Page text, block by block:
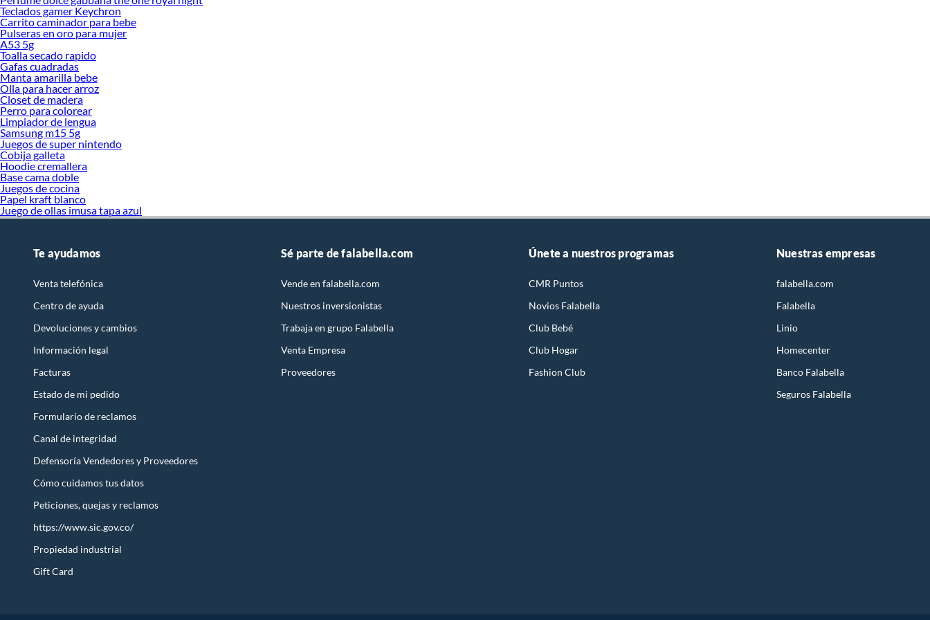
Teclados gamer Keychron
Carrito caminador para bebe
Pulseras en oro para mujer
A53 5g
Toalla secado rapido
Gafas cuadradas
Manta amarilla bebe
Olla para hacer arroz
Closet de madera
Perro para colorear
Limpiador de lengua
Samsung m15 5g
Juegos de super nintendo
Cobija galleta
Hoodie cremallera
Base cama doble
Juegos de cocina
Papel kraft blanco
Juego de ollas imusa tapa azul
Te ayudamos
Venta telefónica
Centro de ayuda
Devoluciones y cambios
Información legal
Facturas
Estado de mi pedido
Formulario de reclamos
Canal de integridad
Defensoría Vendedores y Proveedores
Cómo cuidamos tus datos
Peticiones, quejas y reclamos
https://www.sic.gov.co/
Propiedad industrial
Gift Card
Sé parte de falabella.com
Vende en falabella.com
Nuestros inversionistas
Trabaja en grupo Falabella
Venta Empresa
Proveedores
Únete a nuestros programas
CMR Puntos
Novios Falabella
Club Bebé
Club Hogar
Fashion Club
Nuestras empresas
falabella.com
Falabella
Linio
Homecenter
Banco Falabella
Seguros Falabella